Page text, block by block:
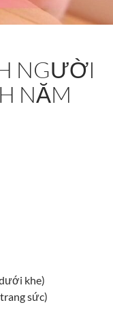
NGƯỜI
NĂM
khe)
sức)